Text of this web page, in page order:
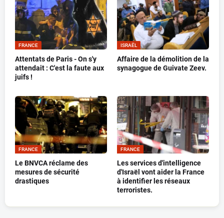
FRANCE
Attentats de Paris - On s'y
attendait : C'est la faute aux
juifs !
ISRAËL
Affaire de la démolition de la
synagogue de Guivate Zeev.
FRANCE
Le BNVCA réclame des
mesures de sécurité
drastiques
FRANCE
Les services d'intelligence
d'Israël vont aider la France
à identifier les réseaux
terroristes.